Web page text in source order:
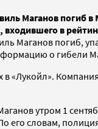
Маганов
в
Маганов погиб,
о гибели
в «Лукойл».
утром 1
его словам,